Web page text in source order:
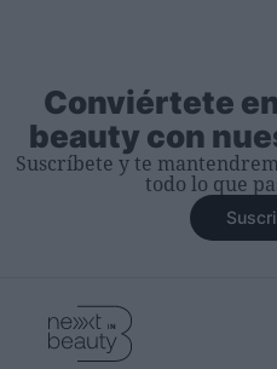
Conviértete
beauty con
Suscríbete y te
todo lo que